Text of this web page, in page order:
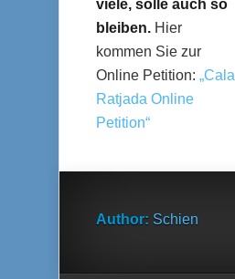
viele, solle auch so
bleiben. Hier
kommen Sie zur
Online Petition: „Cala
Ratjada Online
Petition“
Author: Schien